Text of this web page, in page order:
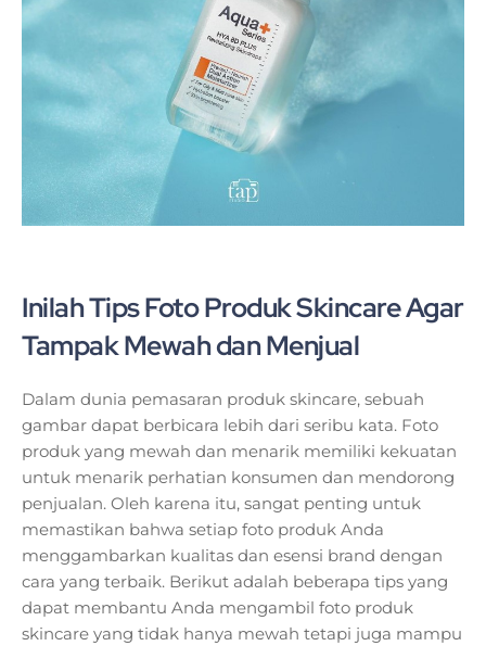
Inilah Tips Foto Produk Skincare Agar
Tampak Mewah dan Menjual
Dalam dunia pemasaran produk skincare, sebuah
gambar dapat berbicara lebih dari seribu kata. Foto
produk yang mewah dan menarik memiliki kekuatan
untuk menarik perhatian konsumen dan mendorong
penjualan. Oleh karena itu, sangat penting untuk
memastikan bahwa setiap foto produk Anda
menggambarkan kualitas dan esensi brand dengan
cara yang terbaik. Berikut adalah beberapa tips yang
dapat membantu Anda mengambil foto produk
skincare yang tidak hanya mewah tetapi juga mampu